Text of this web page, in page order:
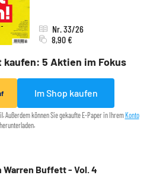
kaufen: 5 Aktien im Fokus
Nr. 33/26
8,90 €
Im Shop kaufen
Außerdem können Sie gekaufte E-Paper in Ihrem Konto
herunterladen.
Warren Buffett - Vol. 4